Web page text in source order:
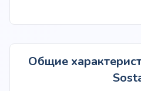
Общие